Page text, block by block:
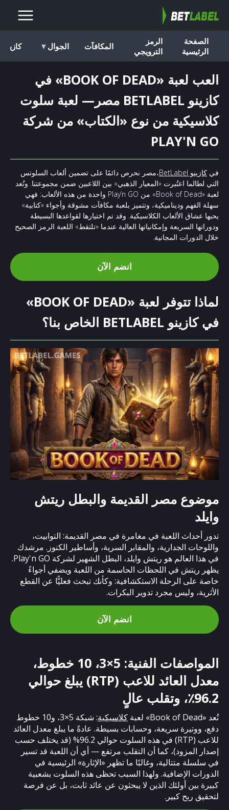
الصفحة
الرئيسية
الرمز
الترويجي
المكافآت الجوال كازينو
العب لعبة «BOOK OF DEAD» في
كازينو BETLABEL مصر— لعبة سلوت
كلاسيكية من نوع «الكتاب» من شركة
PLAY'N GO
في كازينو BetLabel
،مصر نحرص دائمًا على تضمين ألعاب السلوتس
التي لطالما اعتُبرت «المعيار الذهبي» بين اللاعبين ضمن مجموعتنا. وتُعد
لعبة «Book of Dead» من Play’n GO واحدة من هذه الألعاب: فهي
سهلة الفهم وديناميكية، وتتميز بلعبة مكافآت مشوقة وأجواء «كتابية»
يحبها عشاق الألعاب الكلاسيكية. وقد تم اختيارها لقواعدها البسيطة
ودوراتها السريعة وإمكانياتها العالية عندما «تلتقط» اللعبة الرمز الصحيح
خلال الدورات المجانية.
انضم الآن
لماذا تتوفر لعبة «BOOK OF DEAD»
في كازينو BETLABEL الخاص بنا؟
موضوع مصر القديمة والبطل ريتش
وايلد
تدور أحداث اللعبة في مغامرة في مصر القديمة: التوابيت،
واللوحات الجدارية، والمقابر السرية، وأساطير الكنوز. مرشدك
في هذا العالم هو ريتش وايلد، البطل الشهير لشركة Play'n GO.
يظهر ريتش في اللحظات الحاسمة من اللعبة ويضفي أجواءً
خاصة على الرحلة الاستكشافية: وكأنك تبحث فعليًّا عن القطع
الأثرية، وليس مجرد تدوير البكرات.
انضم الآن
المواصفات الفنية: 5×3، 10 خطوط،
معدل العائد للاعب (RTP) يبلغ حوالي
96.2٪، وتقلب عالٍ
تُعد «Book of Dead» لعبة كلاسيكية
: شبكة 5×3، و10 خطوط
دفع، ووتيرة سريعة، وحسابات بسيطة. عادةً ما يبلغ معدل العائد
للاعب (RTP) في هذه السلوت حوالي 96.2% (قد يختلف حسب
إصدار المزود)، كما أن التقلب مرتفع — أي أن اللعبة قد تسير
في سلسلة متتالية، وغالبًا ما تظهر «الإثارة» الرئيسية في
الدورات الإضافية. ولهذا السبب تحظى هذه السلوت بشعبية
كبيرة بين أولئك الذين لا يبحثون عن عائد ثابت، بل عن فرصة
لتحقيق ربح كبير.